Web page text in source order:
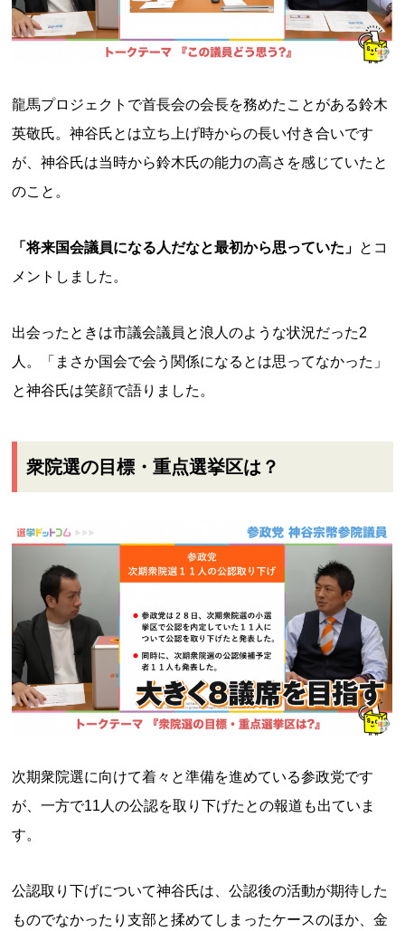
龍馬プロジェクトで首長会の会長を務めたことがある鈴木
英敬氏。神谷氏とは立ち上げ時からの長い付き合いです
が、神谷氏は当時から鈴木氏の能力の高さを感じていたと
のこと。
「将来国会議員になる人だなと最初から思っていた」 とコ
メントしました。
出会ったときは市議会議員と浪人のような状況だった2
人。「まさか国会で会う関係になるとは思ってなかった」
と神谷氏は笑顔で語りました。
衆院選の目標・重点選挙区は？
次期衆院選に向けて着々と準備を進めている参政党です
が、一方で11人の公認を取り下げたとの報道も出ていま
す。
公認取り下げについて神谷氏は、公認後の活動が期待した
ものでなかったり支部と揉めてしまったケースのほか、金